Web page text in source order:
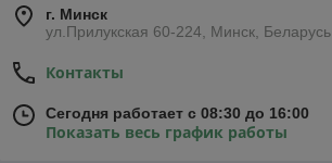
г. Минск
ул.Прилукская 60-224, Минск, Беларусь
Контакты
Сегодня работает с 08:30 до 16:00
Показать весь график работы